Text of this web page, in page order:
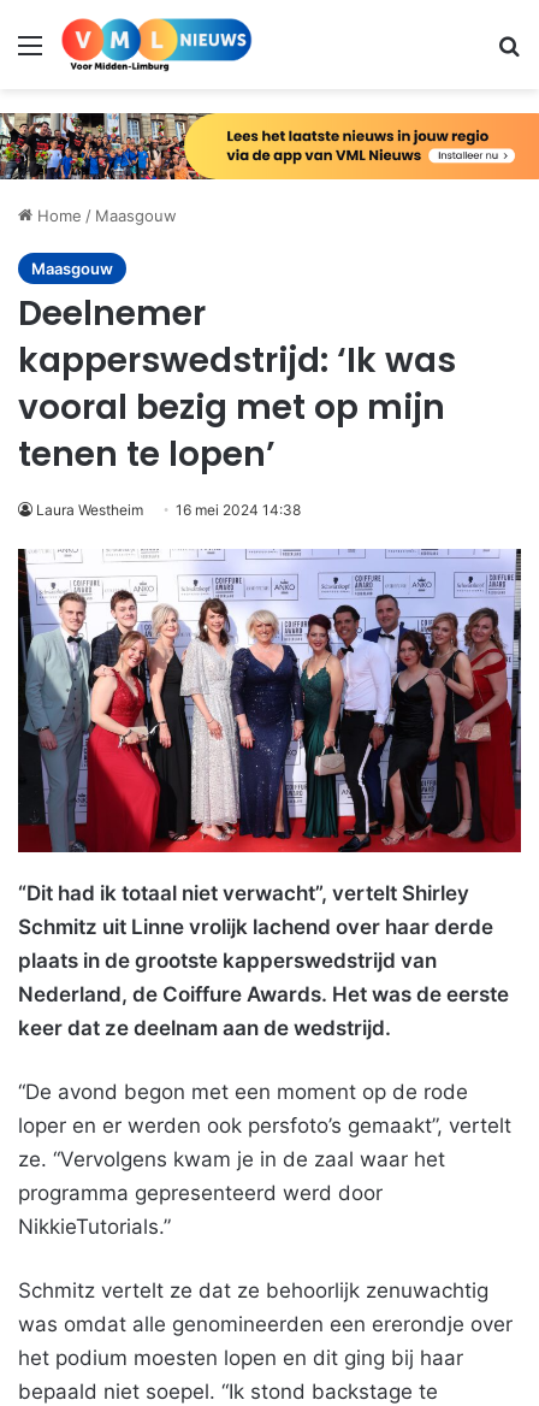
Menu
Home / Maasgouw
Maasgouw
Deelnemer
kapperswedstrijd: ‘Ik was
vooral bezig met op mijn
tenen te lopen’
Laura Westheim 16 mei 2024 14:38
“Dit had ik totaal niet verwacht”, vertelt Shirley
Schmitz uit Linne vrolijk lachend over haar derde
plaats in de grootste kapperswedstrijd van
Nederland, de Coiffure Awards. Het was de eerste
keer dat ze deelnam aan de wedstrijd.
“De avond begon met een moment op de rode
loper en er werden ook persfoto’s gemaakt”, vertelt
ze. “Vervolgens kwam je in de zaal waar het
programma gepresenteerd werd door
NikkieTutorials.”
Schmitz vertelt ze dat ze behoorlijk zenuwachtig
was omdat alle genomineerden een ererondje over
het podium moesten lopen en dit ging bij haar
bepaald niet soepel. “Ik stond backstage te